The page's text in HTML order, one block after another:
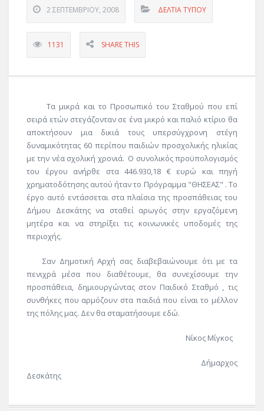
2 ΣΕΠΤΕΜΒΡΊΟΥ, 2008 ΔΕΛΤΊΑ ΤΎΠΟΥ
1131 SHARE THIS
Τα μικρά και το Προσωπικό του Σταθμού που επί
σειρά ετών στεγάζονταν σε ένα μικρό και παλιό κτίριο θα
αποκτήσουν μια δικιά τους υπερσύγχρονη στέγη
δυναμικότητας 60 περίπου παιδιών προσχολικής ηλικίας
με την νέα σχολική χρονιά. Ο συνολικός προϋπολογισμός
του έργου ανήρθε στα 446.930,18 € ευρώ και πηγή
χρηματοδότησης αυτού ήταν το Πρόγραμμα "ΘΗΣΕΑΣ" . Το
έργο αυτό εντάσσεται στα πλαίσια της προσπάθειας του
Δήμου Δεσκάτης να σταθεί αρωγός στην εργαζόμενη
μητέρα και να στηρίξει τις κοινωνικές υποδομές της
περιοχής.
Σαν Δημοτική Αρχή σας διαβεβαιώνουμε ότι με τα
πενιχρά μέσα που διαθέτουμε, θα συνεχίσουμε την
προσπάθεια, δημιουργώντας στον Παιδικό Σταθμό , τις
συνθήκες που αρμόζουν στα παιδιά που είναι το μέλλον
της πόλης μας. Δεν θα σταματήσουμε εδώ.
Νίκος Μίγκος
Δήμαρχος
Δεσκάτης